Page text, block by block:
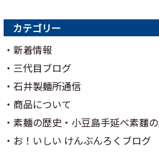
カテゴリー
新着情報
三代目ブログ
石井製麺所通信
商品について
素麺の歴史・小豆島手延べ素麵
お！いしい けんぶんろくブログ